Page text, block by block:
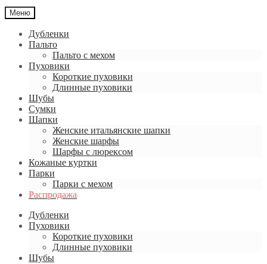
Меню
Дубленки
Пальто
Пальто с мехом
Пуховики
Короткие пуховики
Длинные пуховики
Шубы
Сумки
Шапки
Женские итальянские шапки
Женские шарфы
Шарфы с люрексом
Кожаные куртки
Парки
Парки с мехом
Распродажа
Дубленки
Пуховики
Короткие пуховики
Длинные пуховики
Шубы